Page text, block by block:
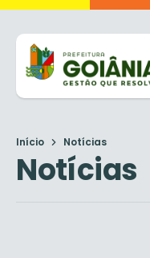
Início Notícias
Notícias